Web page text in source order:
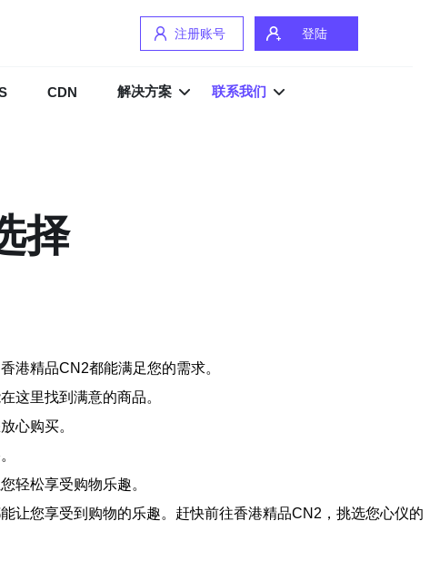
注册账号 登陆
CDN 解决方案 联系我们
择
港精品CN2都能满足您的需求。
这里找到满意的商品。
心购买。
轻松享受购物乐趣。
让您享受到购物的乐趣。赶快前往香港精品CN2，挑选您心仪的